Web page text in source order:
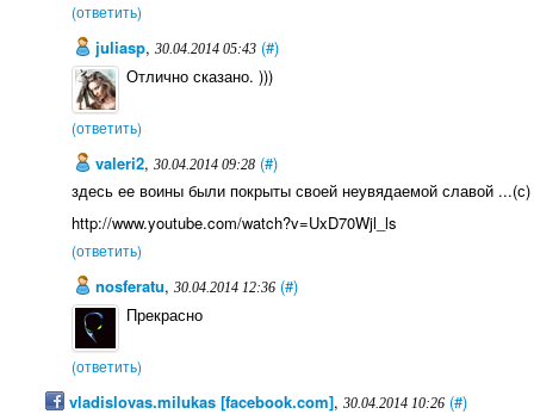
(ответить)
juliasp,30.04.2014 05:43 (#)
Отлично сказано. )))
(ответить)
valeri2,30.04.2014 09:28 (#)
здесь ее воины были покрыты своей неувядаемой славой
http://www.youtube.com/watch?v=UxD70Wjl_ls
(ответить)
nosferatu,30.04.2014 12:36 (#)
Прекрасно
(ответить)
vladislovas.milukas [facebook.com], 30.04.2014 10:26 (#)